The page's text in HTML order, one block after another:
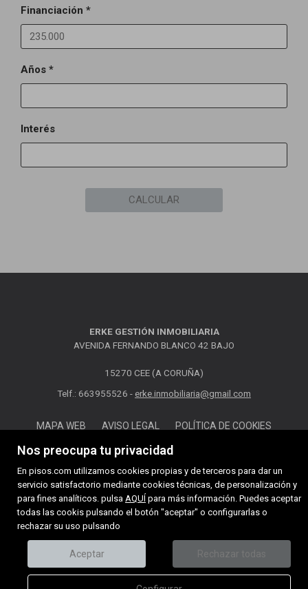
Nos preocupa tu privacidad
En pisos.com utilizamos cookies propias y de terceros para dar un
servicio satisfactorio mediante cookies técnicas, de personalización y
para fines analíticos. pulsa AQUÍ para más información. Puedes aceptar
todas las cookis pulsando el botón "aceptar" o configurarlas o
rechazar su uso pulsando
Aceptar Rechazar todas
Financiación *
Años *
Interés
CALCULAR
ERKE GESTIÓN INMOBILIARIA
AVENIDA FERNANDO BLANCO 42 BAJO
15270 CEE (A CORUÑA)
Telf.: 663955526 - erke.inmobiliaria@gmail.com
MAPA WEB AVISO LEGAL POLÍTICA DE COOKIES